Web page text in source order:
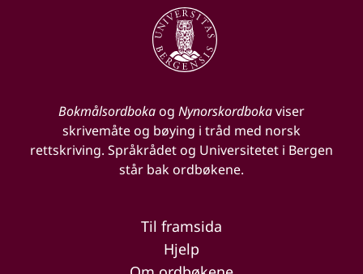
Bokmålsordbokaog Nynorskordbokaviser
skrivemåte og bøying i tråd med norsk
rettskriving. Språkrådet og Universitetet i Bergen
står bak ordbøkene.
Til framsida
Hjelp